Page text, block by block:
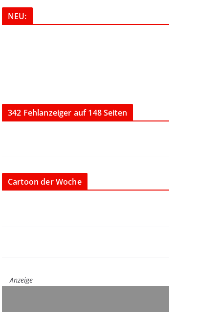
NEU:
342 Fehlanzeiger auf 148 Seiten
Cartoon der Woche
Anzeige